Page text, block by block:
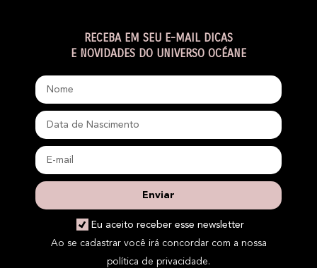
RECEBA EM SEU E-MAIL DICAS
E NOVIDADES DO UNIVERSO OCÉANE
Eu aceito receber esse newsletter
Enviar
Ao se cadastrar você irá concordar com a nossa
política de privacidade.